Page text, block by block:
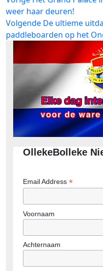
navigatie
bericht:
weer haar deuren!
Volgende Volgend
bericht:
De ultieme
paddleboarden op het
OllekeBolleke
Email Address *
Voornaam
Achternaam